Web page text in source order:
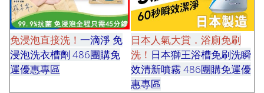
免浸泡直接洗！ 一滴淨 免
浸泡洗衣槽劑 486團購免
運優惠專區
日本人氣大賞．浴廁免刷
洗！ 日本獅王浴槽免刷洗瞬
效清新噴霧 486團購免運優
惠專區